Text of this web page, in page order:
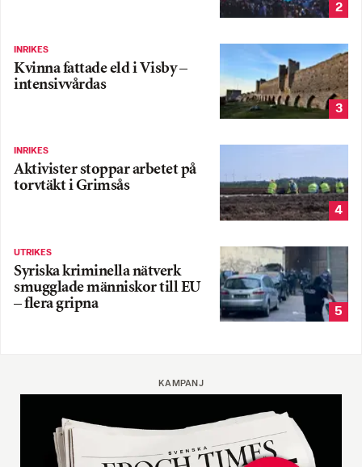
2
INRIKES
Kvinna fattade eld i Visby –
intensivvårdas
3
INRIKES
Aktivister stoppar arbetet på
torvtäkt i Grimsås
4
UTRIKES
Syriska kriminella nätverk
smugglade människor till EU
– flera gripna
5
KAMPANJ